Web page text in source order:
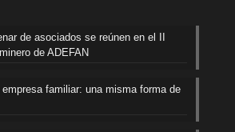
de asociados se reúnen en el II
de ADEFAN
familiar: una misma forma de